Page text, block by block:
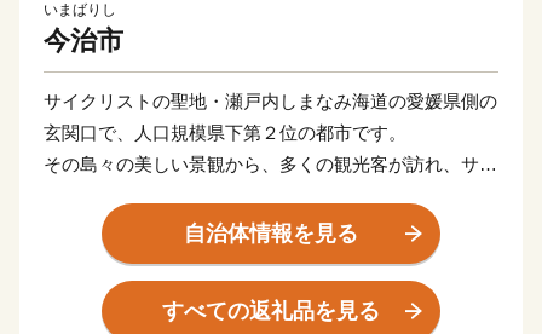
いまばりし
今治市
サイクリストの聖地・瀬戸内しまなみ海道の愛媛県側の
玄関口で、人口規模県下第２位の都市です。
その島々の美しい景観から、多くの観光客が訪れ、サイ
知られる今治タオル、世界に誇る海事産業。そして噂の
高級柑橘「紅まどんな」の主な産地でもあります。ほか
にも、焼豚玉子飯や今治焼鳥、バリィさんなど、ワクワ
クするモノが盛りだくさん！
自治体情報を見る
すべての返礼品を見る